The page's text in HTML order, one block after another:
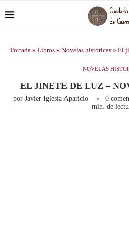
Portada » Libros » Novelas históricas » El
NOVELAS
EL JINETE DE LUZ –
por Javier Iglesia Aparicio 0
min. de